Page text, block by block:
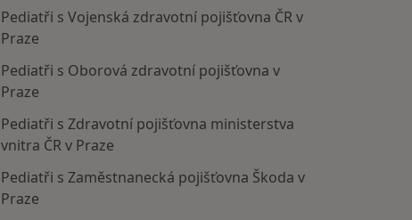
Pediatři s Vojenská zdravotní pojišťovna ČR v
Praze
Pediatři s Oborová zdravotní pojišťovna v
Praze
Pediatři s Zdravotní pojišťovna ministerstva
vnitra ČR v Praze
Pediatři s Zaměstnanecká pojišťovna Škoda v
Praze